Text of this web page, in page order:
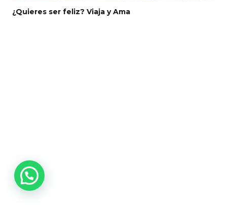
¿Quieres ser feliz? Viaja y Ama